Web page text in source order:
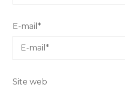
E-mail *
Site web